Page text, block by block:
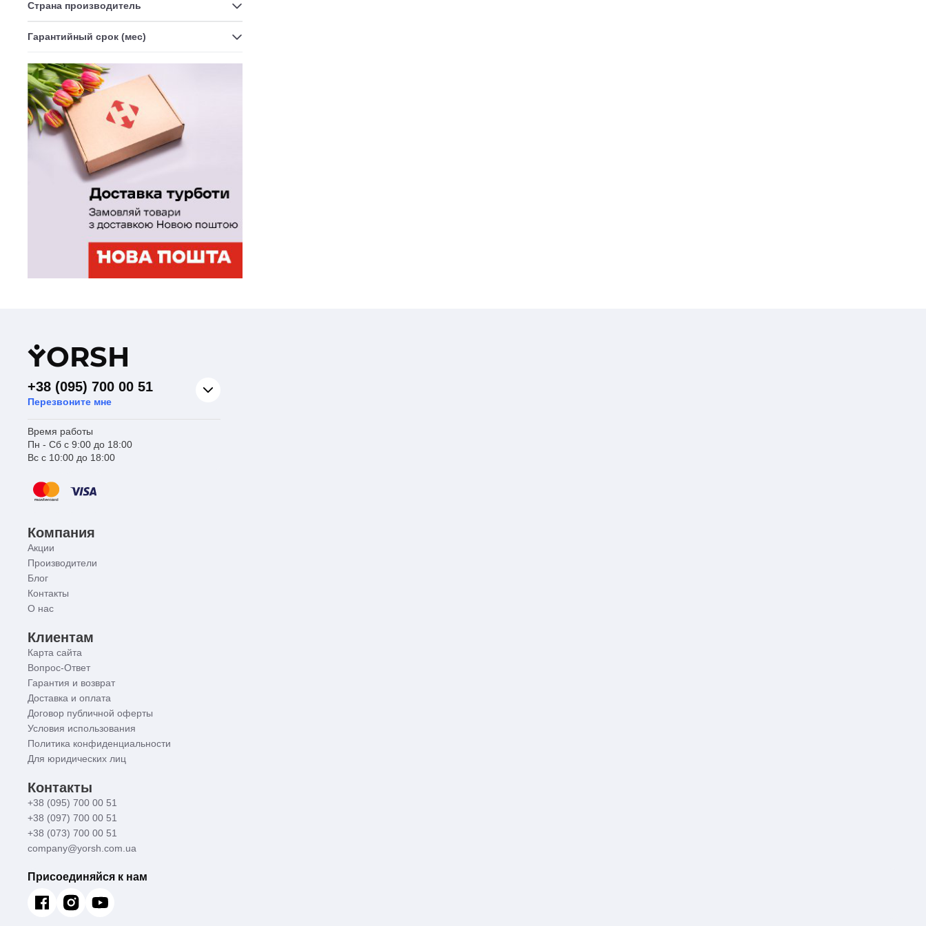
Страна производитель
Гарантийный срок (мес)
YORSH
+38 (095) 700 00 51
Перезвоните мне
Время работы
Пн - Сб с 9:00 до 18:00
Вс с 10:00 до 18:00
Компания
Акции
Производители
Блог
Контакты
О нас
Клиентам
Карта сайта
Вопрос-Ответ
Гарантия и возврат
Доставка и оплата
Договор публичной оферты
Условия использования
Политика конфиденциальности
Для юридических лиц
Контакты
+38 (095) 700 00 51
+38 (097) 700 00 51
+38 (073) 700 00 51
company@yorsh.com.ua
Присоединяйся к нам